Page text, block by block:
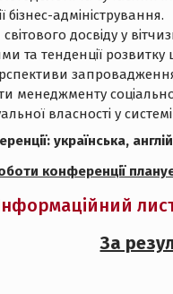
бізнес-адміністрування.
досвіду у
та тенденції
запровадження
менеджменту
власності у
українська,
конференції
За